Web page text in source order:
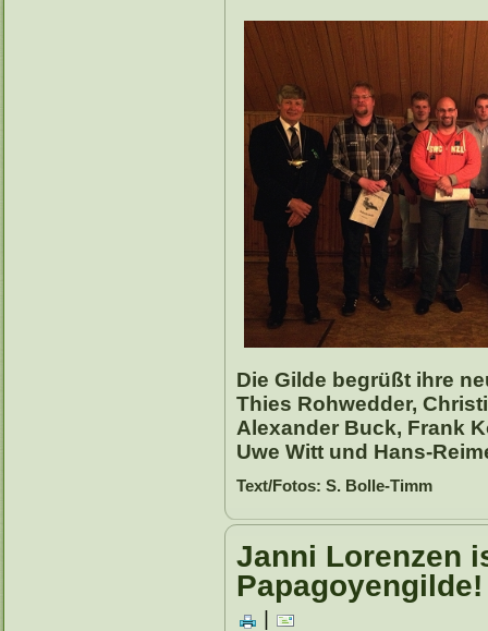
Die Gilde begrüßt ihre
Thies Rohwedder,
Alexander Buck, Frank
Uwe Witt und Hans-
Text/Fotos: S. Bolle-Timm
Janni Lorenzen
Papagoyengilde!
|